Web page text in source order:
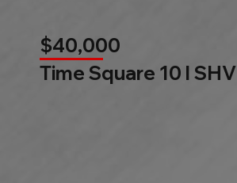
$40,000
Time Square 10 l SHV